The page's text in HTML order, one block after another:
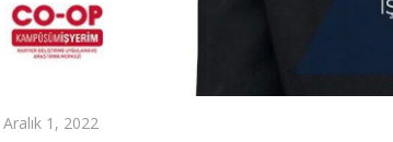
Aralık 1, 2022